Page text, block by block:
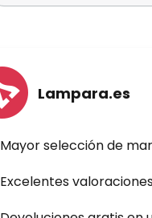
Lampara.es
Mayor selección de
Excelentes